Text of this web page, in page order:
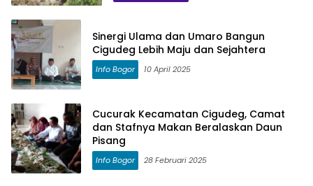
Sinergi Ulama dan Umaro Bangun
Cigudeg Lebih Maju dan Sejahtera
Info Bogor 10 April 2025
Cucurak Kecamatan Cigudeg, Camat
dan Stafnya Makan Beralaskan Daun
Pisang
Info Bogor 28 Februari 2025